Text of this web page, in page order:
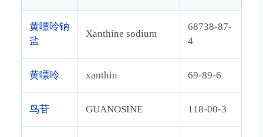
黄嘌呤钠
盐
Xanthine sodium
68738-87-
4
黄嘌呤 xanthin 69-89-6
鸟苷 GUANOSINE 118-00-3